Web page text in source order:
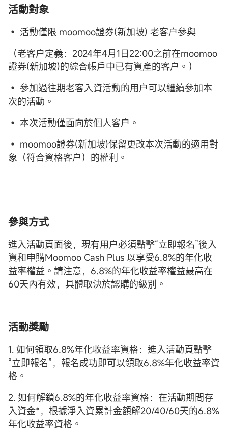
活動對象
• 活動僅限 moomoo證券(新加坡) 老客户參與
（老客户定義：2024年4月1日22:00之前在moomoo
證券(新加坡)的綜合帳戶中已有資產的客户。）
• 參加過往期老客入資活動的用户可以繼續參加本
次的活動。
• 本次活動僅面向於個人客户。
• moomoo證券(新加坡)保留更改本次活動的適用對
象（符合資格客户）的權利。
參與方式
進入活動頁面後，現有用户必須點擊“立即報名”後入
資和申購Moomoo Cash Plus 以享受6.8%的年化收
益率權益。請注意，6.8%的年化收益率權益最高在
60天內有效，具體取決於認購的級別。
活動獎勵
1. 如何領取6.8%年化收益率資格：進入活動頁點擊
“立即報名”，報名成功即可以領取6.8%年化收益率資
格。
2. 如何解鎖6.8%的年化收益率資格：在活動期間存
入資金*，根據淨入資累計金額解20/40/60天的6.8%
年化收益率資格。